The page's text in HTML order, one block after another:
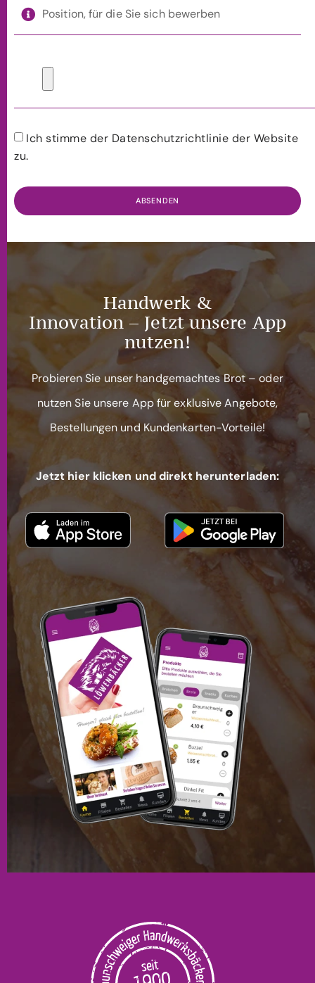
Ich stimme der Datenschutzrichtlinie der Website
zu.
ABSENDEN
Handwerk &
Innovation – Jetzt unsere App
nutzen!
Probieren Sie unser handgemachtes Brot – oder
nutzen Sie unsere App für exklusive Angebote,
Bestellungen und Kundenkarten-Vorteile!
Jetzt hier klicken und direkt herunterladen: